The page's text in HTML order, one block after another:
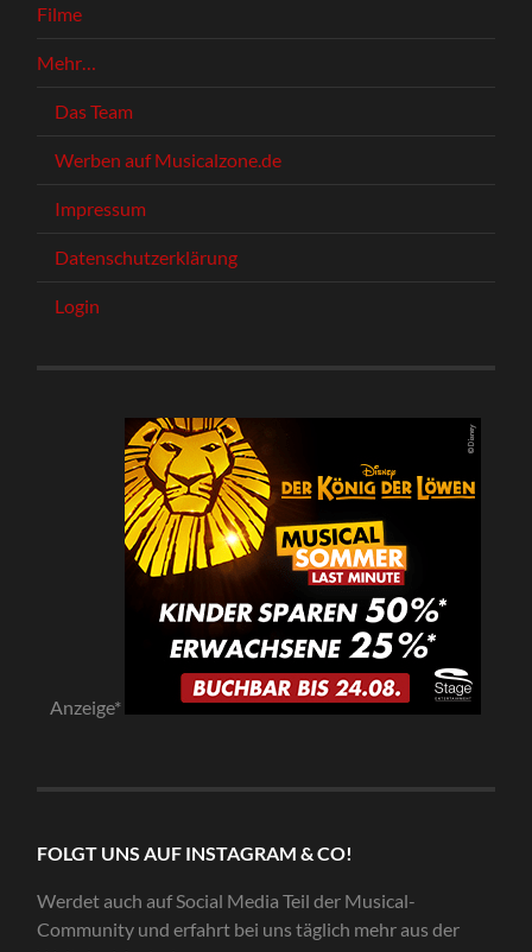
Filme
Mehr…
Das Team
Werben auf Musicalzone.de
Impressum
Datenschutzerklärung
Login
Anzeige*
FOLGT UNS AUF INSTAGRAM & CO!
Werdet auch auf Social Media Teil der Musical-
Community und erfahrt bei uns täglich mehr aus der